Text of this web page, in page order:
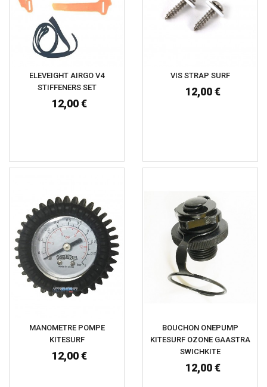
ELEVEIGHT AIRGO V4
STIFFENERS SET
12,00 €
VIS STRAP SURF
12,00 €
MANOMETRE POMPE
KITESURF
12,00 €
BOUCHON ONEPUMP
KITESURF OZONE GAASTRA
SWICHKITE
12,00 €